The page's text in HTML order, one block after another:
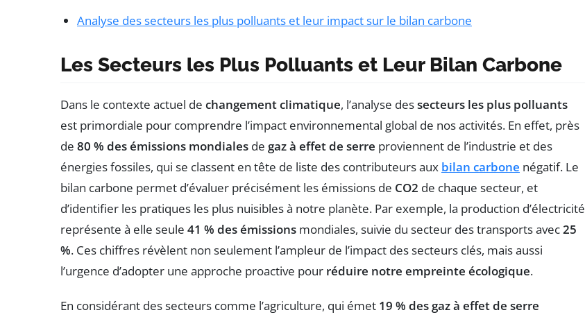
Analyse des secteurs les plus polluants et leur impact sur le bilan carbone
Les Secteurs les Plus Polluants et Leur Bilan Carbone
Dans le contexte actuel de changement climatique, l’analyse dessecteurs les plus polluants
est primordiale pour comprendre l’impact environnemental global de nos activités. En effet, près
de 80 % des émissions mondiales de gaz à effet de serre proviennent de l’industrie et des
énergies fossiles, qui se classent en tête de liste des contributeurs aux bilan carbone négatif. Le
bilan carbone permet d’évaluer précisément les émissions de CO2 de chaque secteur, et
d’identifier les pratiques les plus nuisibles à notre planète. Par exemple, la production d’électricité
représente à elle seule 41 % des émissions mondiales, suivie du secteur des transports avec25
%. Ces chiffres révèlent non seulement l’ampleur de l’impact des secteurs clés, mais aussi
l’urgence d’adopter une approche proactive pour réduire notre empreinte écologique.
En considérant des secteurs comme l’agriculture, qui émet 19 % des gaz à effet de serre